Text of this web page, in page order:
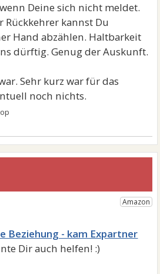
Deine sich nicht meldet.
Rückkehrer kannst Du
Hand abzählen. Haltbarkeit
dürftig. Genug der Auskunft.
Sehr kurz war für das
noch nichts.
Beziehung - kam Expartner